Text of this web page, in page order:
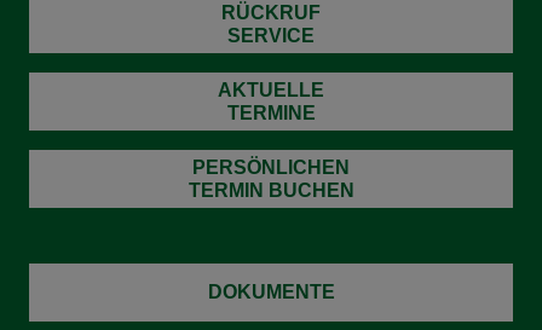
RÜCKRUF
SERVICE
AKTUELLE
TERMINE
PERSÖNLICHEN
TERMIN BUCHEN
DOKUMENTE